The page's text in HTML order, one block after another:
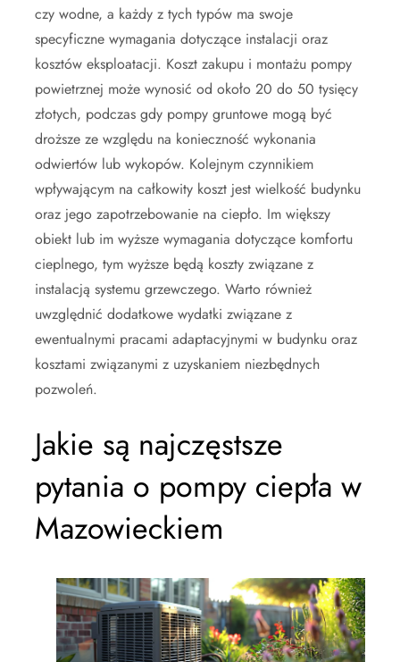
czy wodne, a każdy z tych typów ma swoje
specyficzne wymagania dotyczące instalacji oraz
kosztów eksploatacji. Koszt zakupu i montażu pompy
powietrznej może wynosić od około 20 do 50 tysięcy
złotych, podczas gdy pompy gruntowe mogą być
droższe ze względu na konieczność wykonania
odwiertów lub wykopów. Kolejnym czynnikiem
wpływającym na całkowity koszt jest wielkość budynku
oraz jego zapotrzebowanie na ciepło. Im większy
obiekt lub im wyższe wymagania dotyczące komfortu
cieplnego, tym wyższe będą koszty związane z
instalacją systemu grzewczego. Warto również
uwzględnić dodatkowe wydatki związane z
ewentualnymi pracami adaptacyjnymi w budynku oraz
kosztami związanymi z uzyskaniem niezbędnych
pozwoleń.
Jakie są najczęstsze
pytania o pompy ciepła w
Mazowieckiem